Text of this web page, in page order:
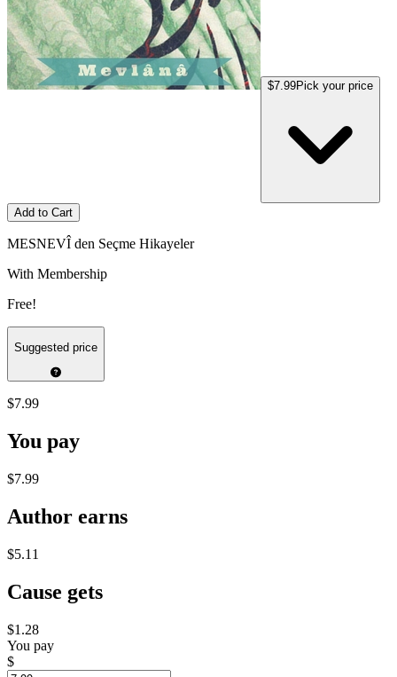
$7.99Pick your price
Add to Cart
MESNEVÎ den Seçme Hikayeler
With Membership
Free!
Suggested price
$7.99
You pay
$7.99
Author earns
$5.11
Cause gets
$1.28
You pay
$